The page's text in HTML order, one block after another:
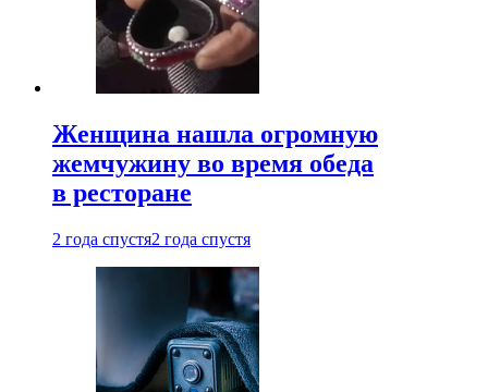
Женщина нашла огромную
жемчужину во время обеда
в ресторане
2 года спустя2 года спустя